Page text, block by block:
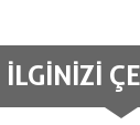
İLGINIZI